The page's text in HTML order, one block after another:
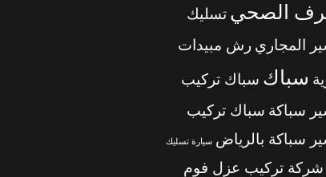
الصحي تسليك
المجاري رش مبيدات
سباك سباك تركيب
سباكة سباك تركيب
سباكة بالرياض سيارة تسليك
شركة تركيب عزل فوم